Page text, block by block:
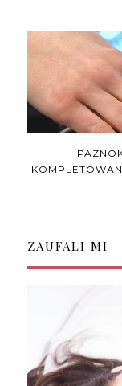
ZAUFALI MI